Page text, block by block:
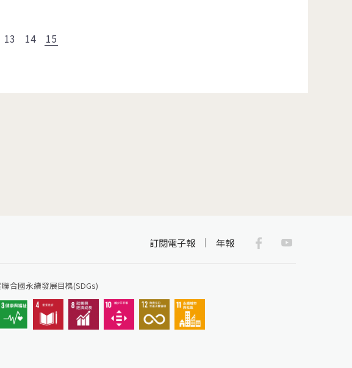
13 14 15
訂閱電子報 年報
合國永續發展目標(SDGs)